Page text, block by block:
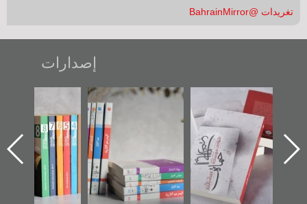
تغريدات @BahrainMirror
إصدارات
"حماة الباب الأخير":
الإصدار الأول عن
اعتصام الدراز
وأحداث ساحة
الفداء لمركز أوال
للدراسات والتوثيق
تصنيف موضوعي
للوثائق البريطانية
يقدمه «مركز أوال»
في سلسلة من 5
كتب
تصدر حصاد
الساحات 2019